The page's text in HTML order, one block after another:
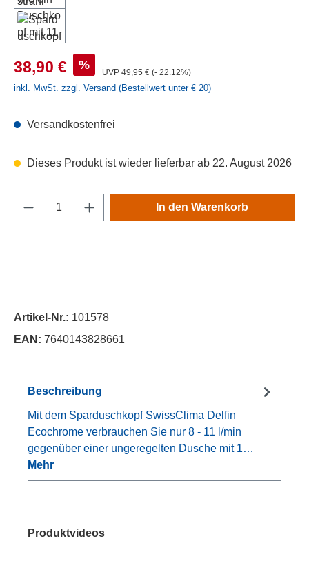
Verkaufspreis:
38,90 € %
UVP Regulärer Preis:
49,95 € (- 22.12%)
inkl. MwSt. zzgl. Versand (Bestellwert unter € 20)
Versandkostenfrei
Dieses Produkt ist wieder lieferbar ab 22. August 2026
Produkt Anzahl: Gib den gewünschten
In den Warenkorb
Artikel-Nr.: 101578
EAN: 7640143828661
Beschreibung
Mit dem Sparduschkopf SwissClima Delfin
Ecochrome verbrauchen Sie nur 8 - 11 l/min
gegenüber einer ungeregelten Dusche mit 1…
Mehr
Produktvideos